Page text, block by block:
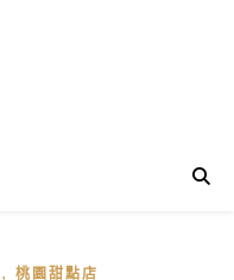
, 桃園甜點店